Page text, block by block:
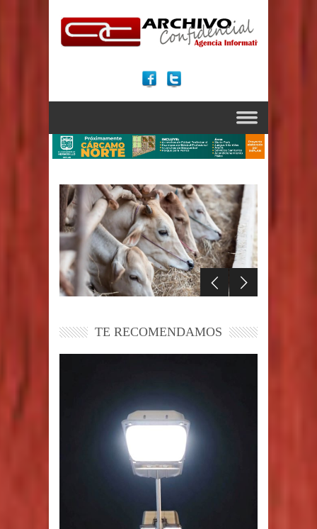
TE RECOMENDAMOS